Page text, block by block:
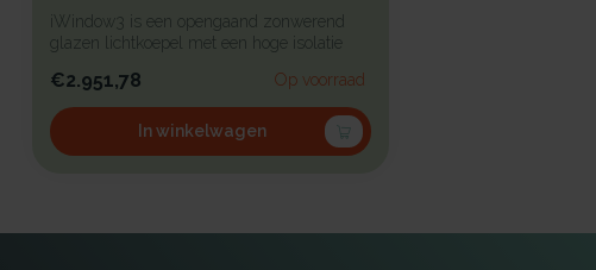
iWindow3 is een opengaand zonwerend
glazen lichtkoepel met een hoge isolatie
€2.951,78 Op voorraad
In winkelwagen